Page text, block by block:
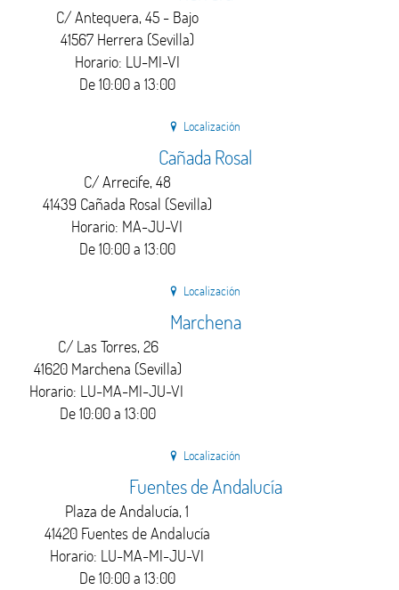
C/ Antequera, 45 - Bajo
41567 Herrera (Sevilla)
Horario: LU-MI-VI
De 10:00 a 13:00
Localización
Cañada Rosal
C/ Arrecife, 48
41439 Cañada Rosal (Sevilla)
Horario: MA-JU-VI
De 10:00 a 13:00
Localización
Marchena
C/ Las Torres, 26
41620 Marchena (Sevilla)
Horario: LU-MA-MI-JU-VI
De 10:00 a 13:00
Localización
Fuentes de Andalucía
Plaza de Andalucía, 1
41420 Fuentes de Andalucía
Horario: LU-MA-MI-JU-VI
De 10:00 a 13:00